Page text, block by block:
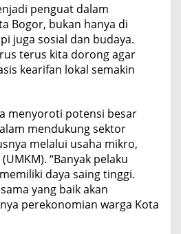
penguat dalam
Bogor, bukan hanya di
juga sosial dan budaya.
terus kita dorong agar
kearifan lokal semakin
menyoroti potensi besar
mendukung sektor
melalui usaha mikro,
“Banyak pelaku
daya saing tinggi.
yang baik akan
perekonomian warga Kota